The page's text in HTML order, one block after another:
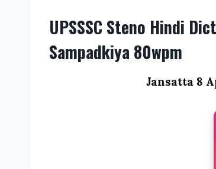
UPSSSC Steno Hindi
Sampadkiya 80wpm
Jansatta 8